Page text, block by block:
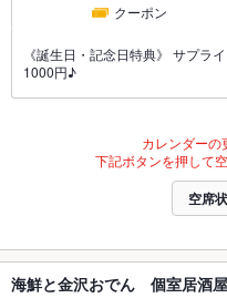
クーポン
《誕生日・記念日特典》 サプラ
1000円♪
カレンダーの
下記ボタンを押して
空席
海鮮と金沢おでん 個室居酒